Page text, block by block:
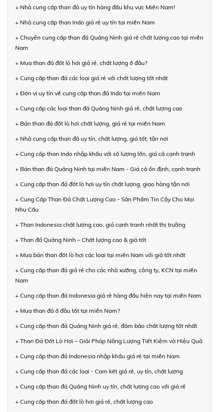
+ Nhà cung cấp than đá uy tín hàng đầu khu vực Miền Nam!
+ Nhà cung cấp than Indo giá rẻ uy tín tại miền Nam
+ Chuyên cung cấp than đá Quảng Ninh giá rẻ chất lượng cao tại miền
Nam
+ Mua than đá đốt lò hơi giá rẻ, chất lượng ở đâu?
+ Cung cấp than đá các loại giá rẻ với chất lượng tốt nhất
+ Đơn vị uy tín về cung cấp than đá Indo tại miền Nam
+ Cung cấp các loại than đá Quảng Ninh giá rẻ, chất lượng cao
+ Bán than đá đốt lò hơi chất lượng, giá rẻ tại miền Nam
+ Nhà cung cấp than đá uy tín, chất lượng, giá tốt, tận nơi
+ Cung cấp than Indo nhập khẩu với số lượng lớn, giá cả cạnh tranh
+ Bán than đá Quảng Ninh tại miền Nam - Giá cả ổn định, cạnh tranh
+ Cung cấp than đá đốt lò hơi uy tín chất lượng, giao hàng tận nơi
+ Cung Cấp Than Đá Chất Lượng Cao - Sản Phẩm Tin Cậy Cho Mọi
Nhu Cầu
+ Than Indonesia chất lượng cao, giá cạnh tranh nhất thị trường
+ Than đá Quảng Ninh – Chất lượng cao & giá tốt
+ Mua bán than đốt lò hơi các loại tại miền Nam với giá tốt nhất
+ Cung cấp than đá giá rẻ cho các nhà xưởng, công ty, KCN tại miền
Nam
+ Cung cấp than đá Indonesia giá rẻ hàng đầu hiện nay tại miền Nam
+ Mua than đá ở đâu tốt tại miền Nam?
+ Cung cấp than đá Quảng Ninh giá rẻ, đảm bảo chất lượng tốt nhất
+ Than Đá Đốt Lò Hơi – Giải Pháp Năng Lượng Tiết Kiệm và Hiệu Quả
+ Cung cấp than đá Indonesia nhập khẩu giá rẻ tại miền Nam
+ Cung cấp than đá các loại - Cam kết giá rẻ, uy tín, chất lượng
+ Cung cấp than đá Quảng Ninh uy tín, chất lượng cao với giá rẻ
+ Cung cấp than đá đốt lò hơi giá rẻ, chất lượng cao